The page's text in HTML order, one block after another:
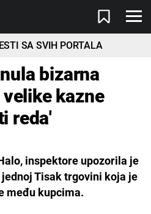
SA SVIH PORTALA
bizarna
kazne
reda'
inspektore upozorila je
Tisak trgovini koja je
među kupcima.